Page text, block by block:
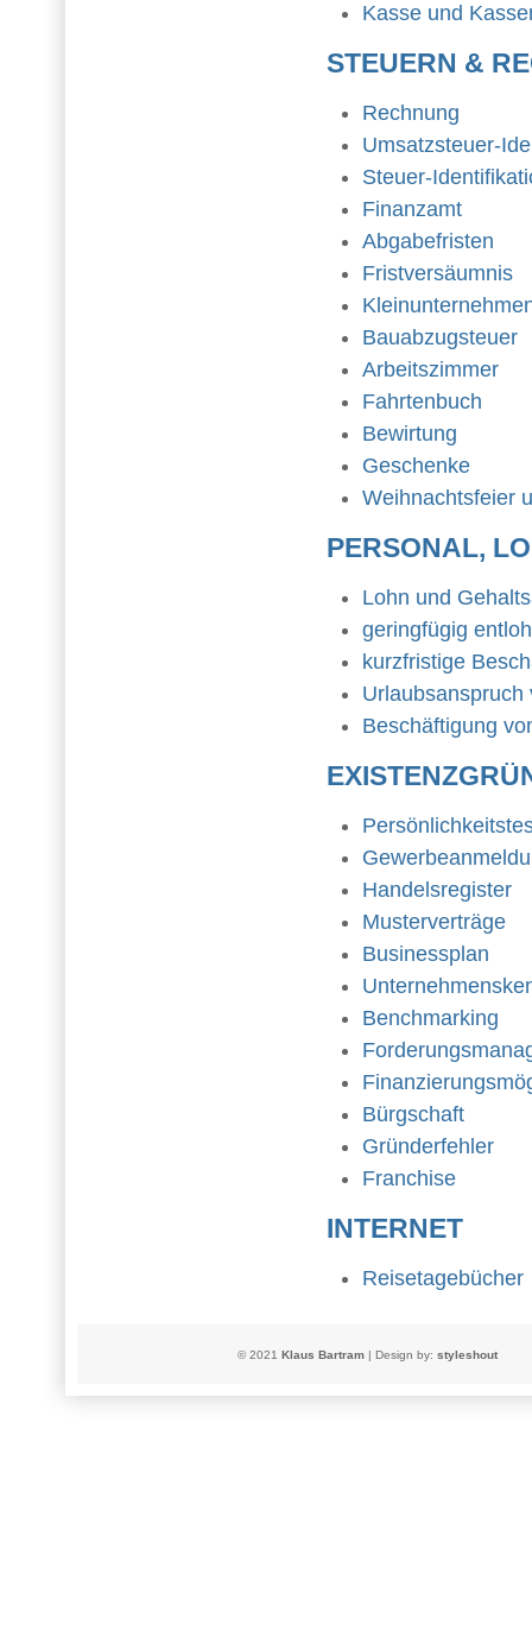
Kasse und
STEUERN &
Rechnung
Umsatzsteuer-
Steuer-
Finanzamt
Abgabefristen
Fristversäumnis
Bauabzugsteuer
Arbeitszimmer
Fahrtenbuch
Bewirtung
Geschenke
Weihnachtsfeier
PERSONAL,
Lohn und
geringfügig
kurzfristige
Urlaubsanspruch
Beschäftigung
Handelsregister
Musterverträge
Businessplan
Benchmarking
Bürgschaft
Gründerfehler
Franchise
INTERNET
Reisetagebücher
© 2021 Klaus Bartram | Design by: styleshout